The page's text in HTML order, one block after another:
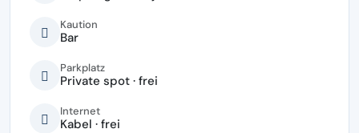
Kaution
Bar
Parkplatz
Private spot · frei
Internet
Kabel · frei